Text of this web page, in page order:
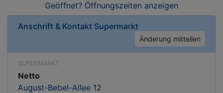
Geöffnet? Öffnungszeiten anzeigen
Anschrift & Kontakt Supermarkt
Änderung mitteilen
SUPERMARKT
Netto
August-Bebel-Allee 12